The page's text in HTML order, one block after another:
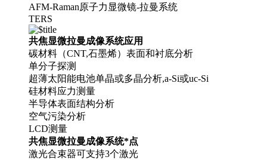
AFM-Raman原子力显微镜-拉曼系统
TERS
共焦显微拉曼成像系统应用
碳材料（CNT,石墨烯）表面和衬底分析
单分子探测
超薄太阳能电池单晶或多晶分析,a-Si或uc-Si
硅材料应力测量
半导体表面结构分析
空气污染分析
LCD测量
共焦显微拉曼成像系统*点
激光合束器可支持3个激光